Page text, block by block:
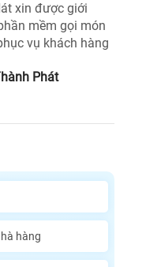
xin được giới
mềm gọi món
vụ khách hàng
Phát
hàng